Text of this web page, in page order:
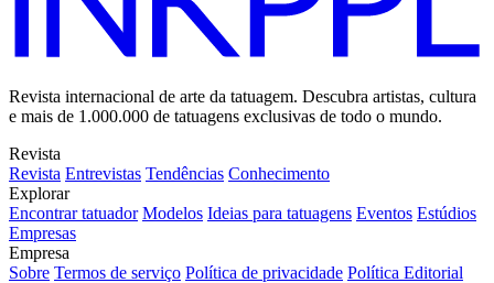
Revista internacional de arte da tatuagem. Descubra artistas, cultura
e mais de 1.000.000 de tatuagens exclusivas de todo o mundo.
Revista
Revista Entrevistas Tendências Conhecimento
Explorar
Encontrar tatuador Modelos Ideias para tatuagens Eventos Estúdios
Empresas
Empresa
Sobre Termos de serviço Política de privacidade Política Editorial